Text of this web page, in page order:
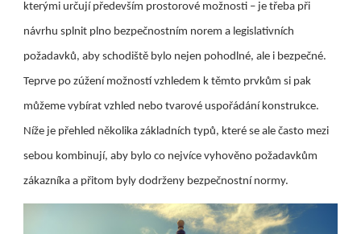
kterými určují především prostorové možnosti – je třeba při
návrhu splnit plno bezpečnostním norem a legislativních
požadavků, aby schodiště bylo nejen pohodlné, ale i bezpečné.
Teprve po zúžení možností vzhledem k těmto prvkům si pak
můžeme vybírat vzhled nebo tvarové uspořádání konstrukce.
Níže je přehled několika základních typů, které se ale často mezi
sebou kombinují, aby bylo co nejvíce vyhověno požadavkům
zákazníka a přitom byly dodrženy bezpečnostní normy.